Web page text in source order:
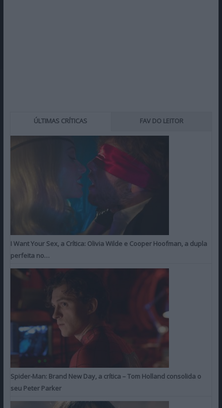
ÚLTIMAS CRÍTICAS FAV DO LEITOR
I Want Your Sex, a Crítica: Olivia Wilde e Cooper Hoofman, a dupla
perfeita no…
Spider-Man: Brand New Day, a crítica – Tom Holland consolida o
seu Peter Parker